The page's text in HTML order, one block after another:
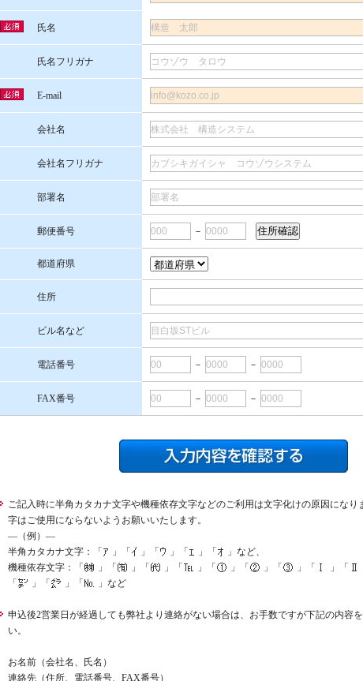
氏名
氏名フリガナ
E-mail
会社名
会社名フリガナ
部署名
郵便番号 －
都道府県
住所
ビル名など
電話番号 － －
FAX番号 － －
ご記入時に半角カタカナ文字や機種依存文字などのご利用は文字化けの原因になり
字はご使用にならないようお願いいたします。
―（例）―
半角カタカナ文字：「
」「 」「 」「 」「
」など、
機種依存文字：「
」「 」「 」「 」「 」「 」「 」「 」「
「
」「 」「 」など
申込後2営業日が経過しても弊社より連絡がない場合は、お手数ですが下記の内容
い。
お名前（会社名、氏名）
連絡先（住所、電話番号、FAX番号）